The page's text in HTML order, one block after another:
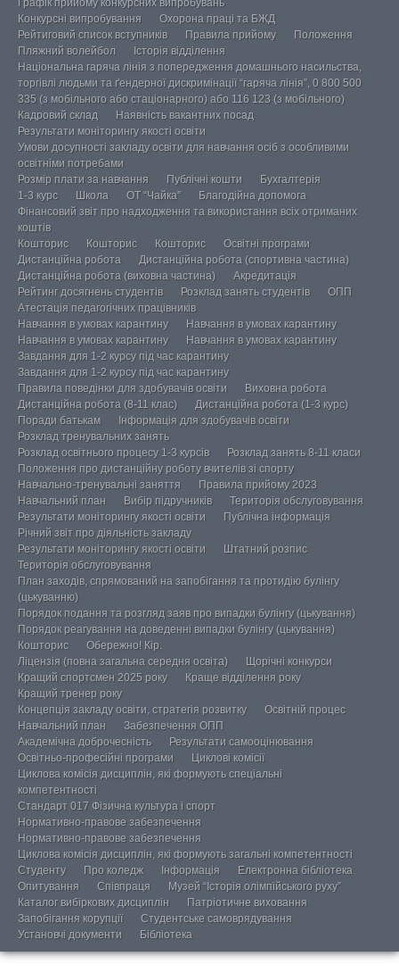
Конкурсні випробування
Охорона праці та БЖД
Рейтиговий список вступників
Правила прийому
Положення
Пляжний волейбол
Історія відділення
Національна гаряча лінія з попередження домашнього насильства,
торгівлі людьми та ґендерної дискримінації “гаряча лінія”, 0 800 500
335 (з мобільного або стаціонарного) або 116 123 (з мобільного)
Кадровий склад
Наявність вакантних посад
Результати моніторингу якості освіти
Умови досупності закладу освіти для навчання осіб з особливими
освітніми потребами
Розмір плати за навчання
Публічні кошти
Бухгалтерія
1-3 курс
Школа ОТ “Чайка”
Благодійна допомога
Фінансовий звіт про надходження та використання всіх отриманих
коштів
Кошторис
Кошторис Кошторис
Освітні програми
Дистанційна робота
Дистанційна робота (спортивна частина)
Дистанційна робота (виховна частина)
Акредитація
Рейтинг досягнень студентів
Розклад занять студентів
ОПП
Атестація педагогічних працівників
Навчання в умовах карантину
Навчання в умовах карантину
Навчання в умовах карантину
Навчання в умовах карантину
Завдання для 1-2 курсу під час карантину
Завдання для 1-2 курсу під час карантину
Правила поведінки для здобувачів освіти
Виховна робота
Дистанційна робота (8-11 клас)
Дистанційна робота (1-3 курс)
Поради батькам
Інформація для здобувачів освіти
Розклад тренувальних занять
Розклад освітнього процесу 1-3 курсів
Розклад занять 8-11 класи
Положення про дистанційну роботу вчителів зі спорту
Навчально-тренувальні заняття
Правила прийому 2023
Навчальний план
Вибір підручників
Територія обслуговування
Результати моніторингу якості освіти
Публічна інформація
Річний звіт про діяльність закладу
Результати моніторингу якості освіти
Штатний розпис
Територія обслуговування
План заходів, спрямований на запобігання та протидію булінгу
(цькуванню)
Порядок подання та розгляд заяв про випадки булінгу (цькування)
Порядок реагування на доведенні випадки булінгу (цькування)
Кошторис
Обережно! Кір.
Ліцензія (повна загальна середня освіта)
Щорічні конкурси
Кращий спортсмен 2025 року
Краще відділення року
Кращий тренер року
Концепція закладу освіти, стратегія розвитку
Освітній процес
Навчальний план
Забезпечення ОПП
Академічна доброчесність
Результати самооцінювання
Освітньо-професійні програми
Циклові комісії
Циклова комісія дисциплін, які формують спеціальні
компетентності
Стандарт 017 Фізична культура і спорт
Нормативно-правове забезпечення
Нормативно-правове забезпечення
Циклова комісія дисциплін, які формують загальні компетентності
Студенту
Про коледж Інформація
Електронна бібліотека
Опитування
Співпраця
Музей “Історія олімпійського руху”
Каталог вибіркових дисциплін
Патріотичне виховання
Запобігання корупції
Студентське самоврядування
Установчі документи
Бібліотека